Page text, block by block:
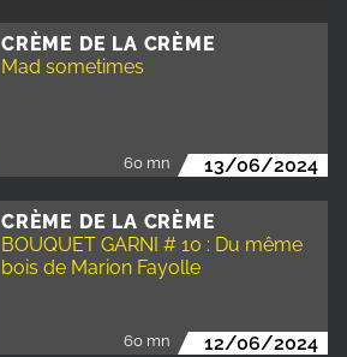
CRÈME DE LA CRÈME
Mad sometimes
60 mn 13/06/2024
CRÈME DE LA CRÈME
BOUQUET GARNI # 10 : Du même
bois de Marion Fayolle
60 mn 12/06/2024